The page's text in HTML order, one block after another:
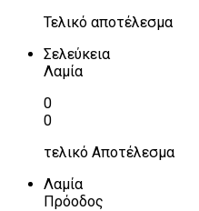
Τελικό αποτέλεσμα
Σελεύκεια
Λαμία
0
0
τελικό Αποτέλεσμα
Λαμία
Πρόοδος